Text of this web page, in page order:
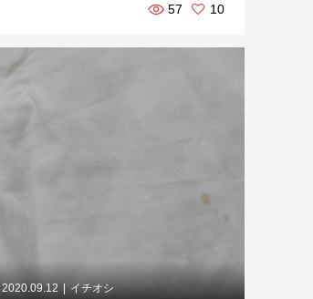
57 10
2020.09.12 イチオシ